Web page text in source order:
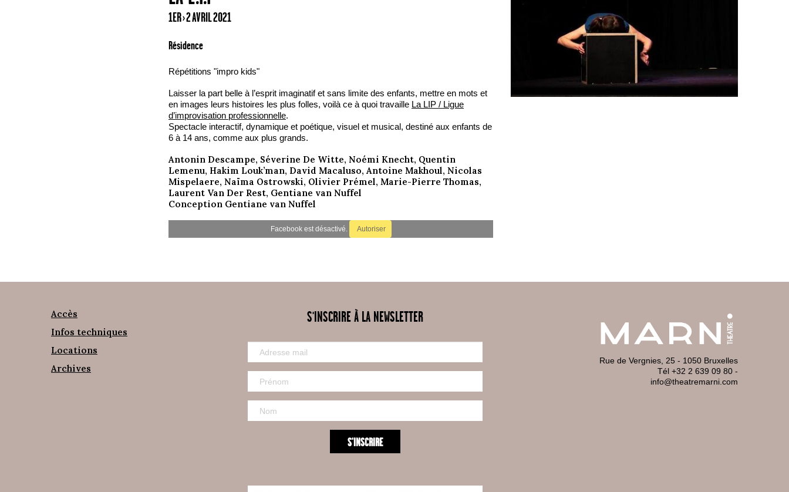
1ER › 2 AVRIL 2021
Résidence
Répétitions "impro kids"
Laisser la part belle à l’esprit imaginatif et sans limite des enfants, mettre en mots et
en images leurs histoires les plus folles, voilà ce à quoi travaille La LIP / Ligue
d’improvisation professionnelle.
Spectacle interactif, dynamique et poétique, visuel et musical, destiné aux enfants de
6 à 14 ans, comme aux plus grands.
Antonin Descampe, Séverine De Witte, Noémi Knecht, Quentin
Lemenu, Hakim Louk’man, David Macaluso, Antoine Makhoul, Nicolas
Mispelaere, Naïma Ostrowski, Olivier Prémel, Marie-Pierre Thomas,
Laurent Van Der Rest, Gentiane van Nuffel
Conception Gentiane van Nuffel
Facebook est désactivé. Autoriser
Accès
Infos techniques
Locations
Archives
S'INSCRIRE À LA NEWSLETTER
Rue de Vergnies, 25 - 1050 Bruxelles
Tél +32 2 639 09 80 -
info@theatremarni.com